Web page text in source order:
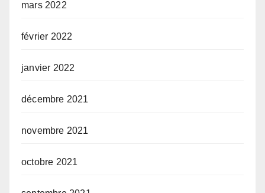
mars 2022
février 2022
janvier 2022
décembre 2021
novembre 2021
octobre 2021